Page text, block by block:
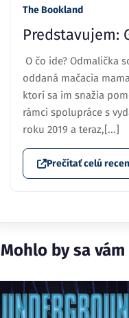
The Bookland
Predstavujem:
O čo ide? Odmalička
oddaná mačacia
ktorí sa im snažia
rámci spolupráce s
roku 2019 a teraz,[...]
Prečítať celú
Mohlo by sa